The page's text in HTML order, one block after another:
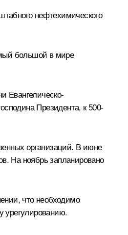
нефтехимического
большой в мире
Евангелическо-
Президента, к 500-
организаций. В июне
На ноябрь запланировано
что необходимо
урегулированию.